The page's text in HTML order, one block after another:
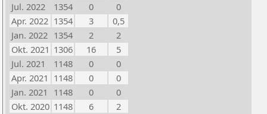
Jul. 2022
1354 0
0
Apr. 2022 1354 3
0,5
Jan. 2022 1354 2
2
Okt. 2021 1306 16
5
Jul. 2021
1148 0
0
Apr. 2021 1148 0
0
Jan. 2021
1148 0
0
Okt. 2020 1148 6
2